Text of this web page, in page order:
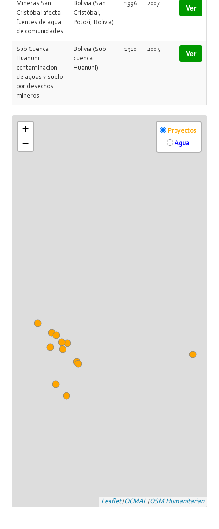
Mineras San
Cristóbal afecta
fuentes de agua
de comunidades
Bolivia (San
Cristóbal,
Potosí, Bolivia)
1996 2007 Ver
Sub Cuenca
Huanuni:
contaminacion
de aguas y suelo
por desechos
mineros
Bolivia (Sub
cuenca
Huanuni)
1910 2003 Ver
+
−
Proyectos
Agua
Leaflet|OCMAL|OSM Humanitarian